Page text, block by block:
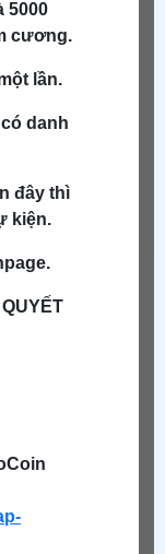
5000
cương.
lần.
danh
đây thì
kiện.